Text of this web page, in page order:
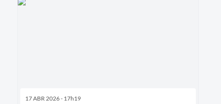
17 ABR 2026 - 17h19